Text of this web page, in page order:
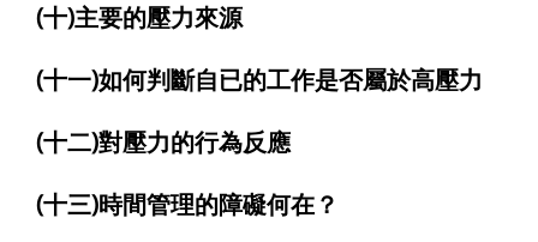
(十)主要的壓力來源
(十一)如何判斷自已的工作是否屬於高壓力
(十二)對壓力的行為反應
(十三)時間管理的障礙何在？